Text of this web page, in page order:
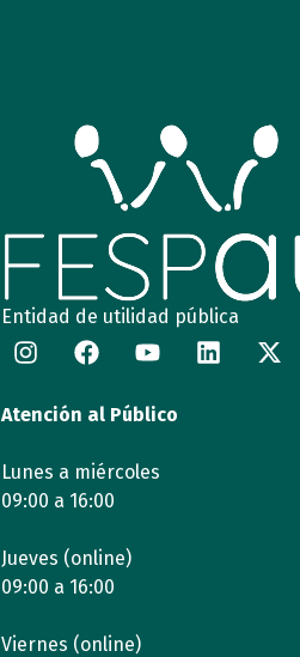
Entidad de utilidad pública
Atención al Público
Lunes a miércoles
09:00 a 16:00
Jueves (online)
09:00 a 16:00
Viernes (online)